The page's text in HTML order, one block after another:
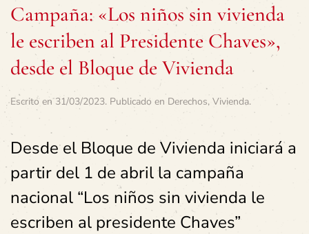
Campaña: «Los niños sin vivienda
le escriben al Presidente Chaves»,
desde el Bloque de Vivienda
Escrito en31/03/2023. Publicado en Derechos, Vivienda.
Desde el Bloque de Vivienda iniciará a
partir del 1 de abril la campaña
nacional “Los niños sin vivienda le
escriben al presidente Chaves”